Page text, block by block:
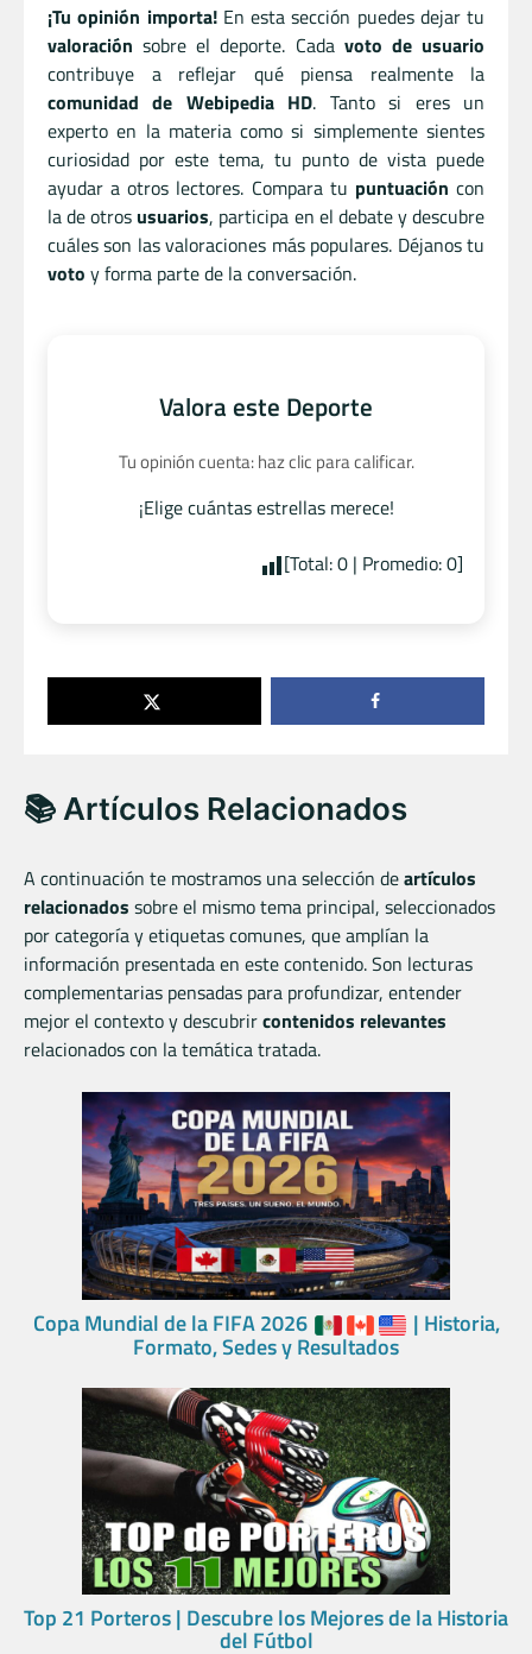
¡Tu opinión importa!En esta sección puedes dejar tu
valoración sobre el deporte. Cada voto de usuario
contribuye a reflejar qué piensa realmente la
comunidad de Webipedia HD. Tanto si eres un
experto en la materia como si simplemente sientes
curiosidad por este tema, tu punto de vista puede
ayudar a otros lectores. Compara tu puntuación con
la de otros usuarios, participa en el debate y descubre
cuáles son las valoraciones más populares. Déjanos tu
voto y forma parte de la conversación.
Valora este Deporte
Tu opinión cuenta: haz clic para calificar.
¡Elige cuántas estrellas merece!
[Total:0| Promedio:0]
📚 Artículos Relacionados
A continuación te mostramos una selección deartículos
relacionados sobre el mismo tema principal, seleccionados
por categoría y etiquetas comunes, que amplían la
información presentada en este contenido. Son lecturas
complementarias pensadas para profundizar, entender
mejor el contexto y descubrircontenidos relevantes
relacionados con la temática tratada.
Copa Mundial de la FIFA 2026 | Historia,
Formato, Sedes y Resultados
Top 21 Porteros | Descubre los Mejores de la Historia
del Fútbol